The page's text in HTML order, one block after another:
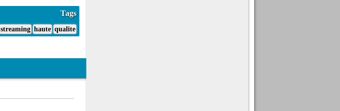
Tags
streaming haute qualite